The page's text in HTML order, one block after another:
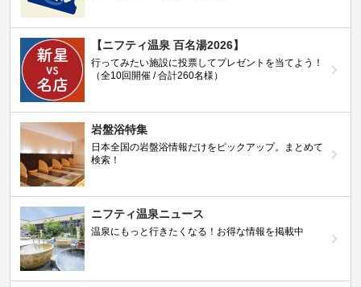
【ニフティ温泉 百名湯2026】
行ってみたい施設に投票してプレゼントを当てよう！
（全10回開催 / 合計260名様）
岩盤浴特集
日本全国の岩盤浴情報だけをピックアップ。まとめて
検索！
ニフティ温泉ニュース
温泉にもっと行きたくなる！お得な情報を掲載中